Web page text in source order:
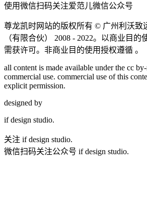
使用微信扫码关注爱范儿微信公众号
尊龙凯时网站的版权所有 © 广州利沃致
（有限合伙）
2008 - 2022。以商业目的
需获许可。非商业目的使用授权遵循 。
all content is made available under the cc
commercial use. commercial use of this
explicit permission.
designed by
if design studio.
关注 if design studio.
微信扫码关注公众号 if design studio.